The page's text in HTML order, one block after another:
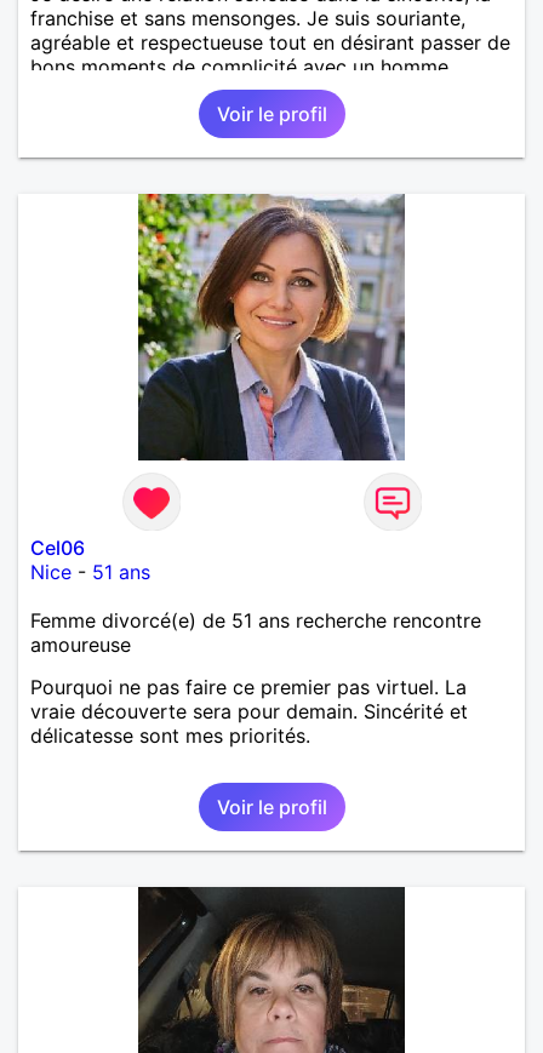
franchise et sans mensonges. Je suis souriante,
agréable et respectueuse tout en désirant passer de
bons moments de complicité avec un homme
voulant aller dans la même direction que moi.
Voir le profil
Cel06
Nice - 51 ans
Femme divorcé(e) de 51 ans recherche rencontre
amoureuse
Pourquoi ne pas faire ce premier pas virtuel. La
vraie découverte sera pour demain. Sincérité et
délicatesse sont mes priorités.
Voir le profil